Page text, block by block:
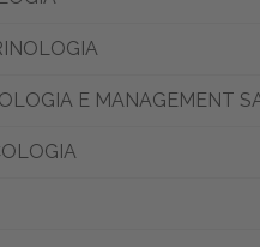
E MANAGEMENT